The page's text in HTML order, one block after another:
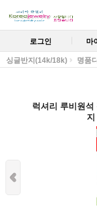
로그인 마
싱글반지(14k/18k) 명품
럭셔리 루비원